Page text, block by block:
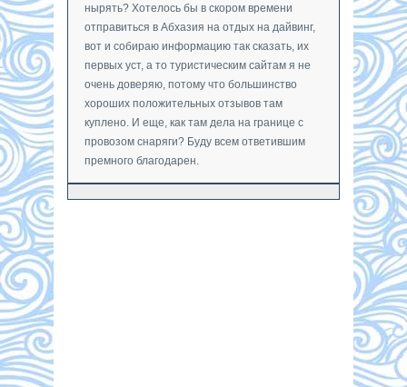
нырять? Хотелось бы в скором времени
отправиться в Абхазия на отдых на дайвинг,
вот и собираю информацию так сказать, их
первых уст, а то туристическим сайтам я не
очень доверяю, потому что большинство
хороших положительных отзывов там
куплено. И еще, как там дела на границе с
провозом снаряги? Буду всем ответившим
премного благодарен.